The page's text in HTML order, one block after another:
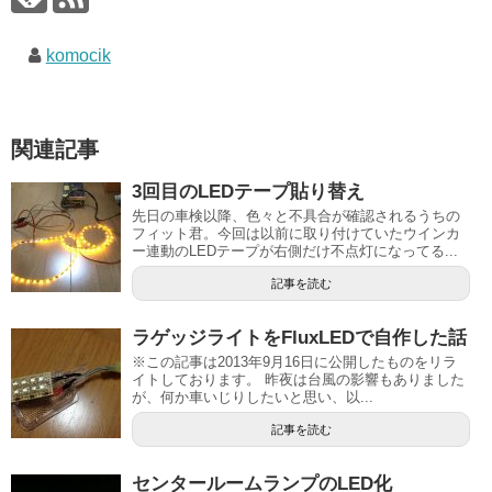
komocik
関連記事
3回目のLEDテープ貼り替え
先日の車検以降、色々と不具合が確認されるうちの
フィット君。今回は以前に取り付けていたウインカ
ー連動のLEDテープが右側だけ不点灯になってる...
記事を読む
ラゲッジライトをFluxLEDで自作した話
※この記事は2013年9月16日に公開したものをリラ
イトしております。 昨夜は台風の影響もありました
が、何か車いじりしたいと思い、以...
記事を読む
センタールームランプのLED化